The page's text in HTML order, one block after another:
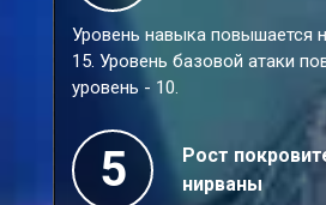
Уровень навыка повышается
15. Уровень базовой атаки
уровень - 10.
5
Рост
нирваны